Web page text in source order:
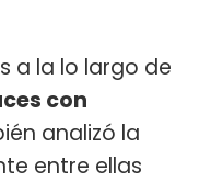
a la lo largo de
con
analizó la
entre ellas